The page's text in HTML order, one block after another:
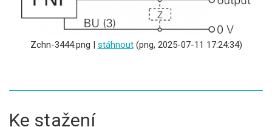
Zchn-3444.png | stáhnout(png, 2025-07-11 17:24:34)
Ke stažení